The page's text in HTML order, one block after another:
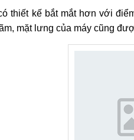
thiết kế bắt mắt hơn với
mặt lưng của máy cũng